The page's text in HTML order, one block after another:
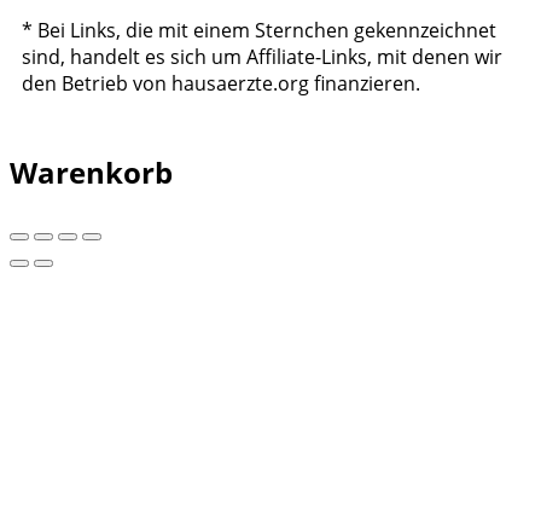
* Bei Links, die mit einem Sternchen gekennzeichnet
sind, handelt es sich um Affiliate-Links, mit denen wir
den Betrieb von hausaerzte.org finanzieren.
Warenkorb